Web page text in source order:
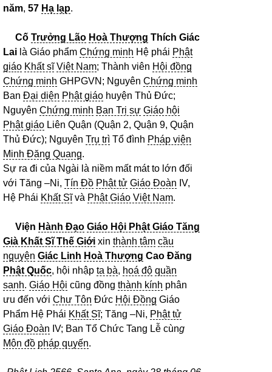
năm, 57 Hạ lạp.
Cố Trưởng Lão Hoà Thượng Thích Giác
Lai là Giáo phẩm Chứng minh Hệ phái Phật
giáo Khất sĩ Việt Nam; Thành viên Hội đồng
Chứng minh GHPGVN; Nguyên Chứng minh
Ban Đại diện Phật giáo huyện Thủ Đức;
Nguyên Chứng minh Ban Trị sự Giáo hội
Phật giáo Liên Quận (Quận 2, Quận 9, Quận
Thủ Đức); Nguyên Trụ trì Tổ đình Pháp viện
Minh Đăng Quang.
Sự ra đi của Ngài là niềm mất mát to lớn đối
với Tăng –Ni, Tín Đồ Phật tử Giáo Đoàn IV,
Hệ Phái Khất Sĩvà Phật Giáo Việt Nam.
Viện Hành Đạo Giáo Hội Phật Giáo Tăng
Già Khất Sĩ Thế Giới xin thành tâm cầu
nguyện Giác Linh Hoà Thượng Cao Đăng
Phật Quốc, hội nhập ta bà, hoá độ quần
sanh. Giáo Hội cũng đồng thành kính phân
ưu đến với Chư Tôn Đức Hội Đồng Giáo
Phẩm Hệ Phái Khất Sĩ; Tăng –Ni, Phật tử
Giáo Đoàn IV; Ban Tổ Chức Tang Lễ cùng
Môn đồ pháp quyến.